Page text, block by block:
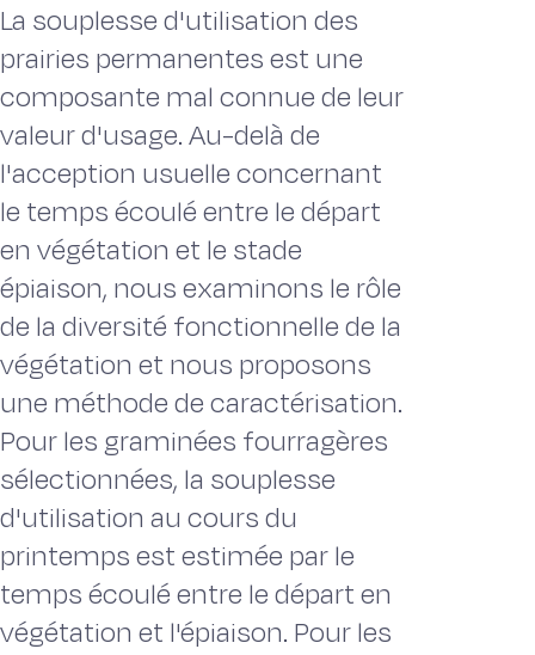
La souplesse d'utilisation des
prairies permanentes est une
composante mal connue de leur
valeur d'usage. Au-delà de
l'acception usuelle concernant
le temps écoulé entre le départ
en végétation et le stade
épiaison, nous examinons le rôle
de la diversité fonctionnelle de la
végétation et nous proposons
une méthode de caractérisation.
Pour les graminées fourragères
sélectionnées, la souplesse
d'utilisation au cours du
printemps est estimée par le
temps écoulé entre le départ en
végétation et l'épiaison. Pour les